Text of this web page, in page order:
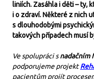
liniích. Zasáhla i děti – ty,
i o zdraví. Některé z nich
s dlouhodobými
takových případech musí
Ve spolupráci snadačním
podporujeme projekt
pacientům projít